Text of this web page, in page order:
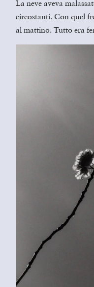
La neve aveva
circostanti. Con quel
al mattino. Tutto era